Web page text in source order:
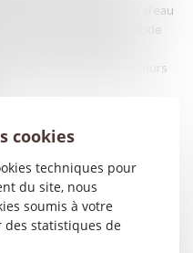
de canalisations d’eau
ou pluviales une servitude
des canalisations
non bâtis, excepté les cours
cookies
techniques pour
du site, nous
soumis à votre
statistiques de